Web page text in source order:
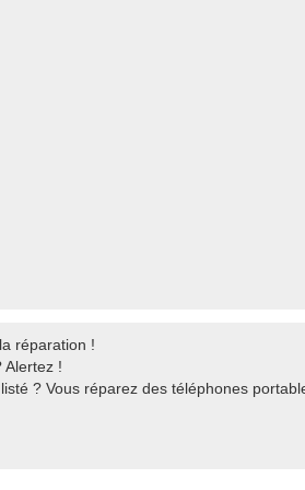
réparation !
Alertez !
? Vous réparez des téléphones